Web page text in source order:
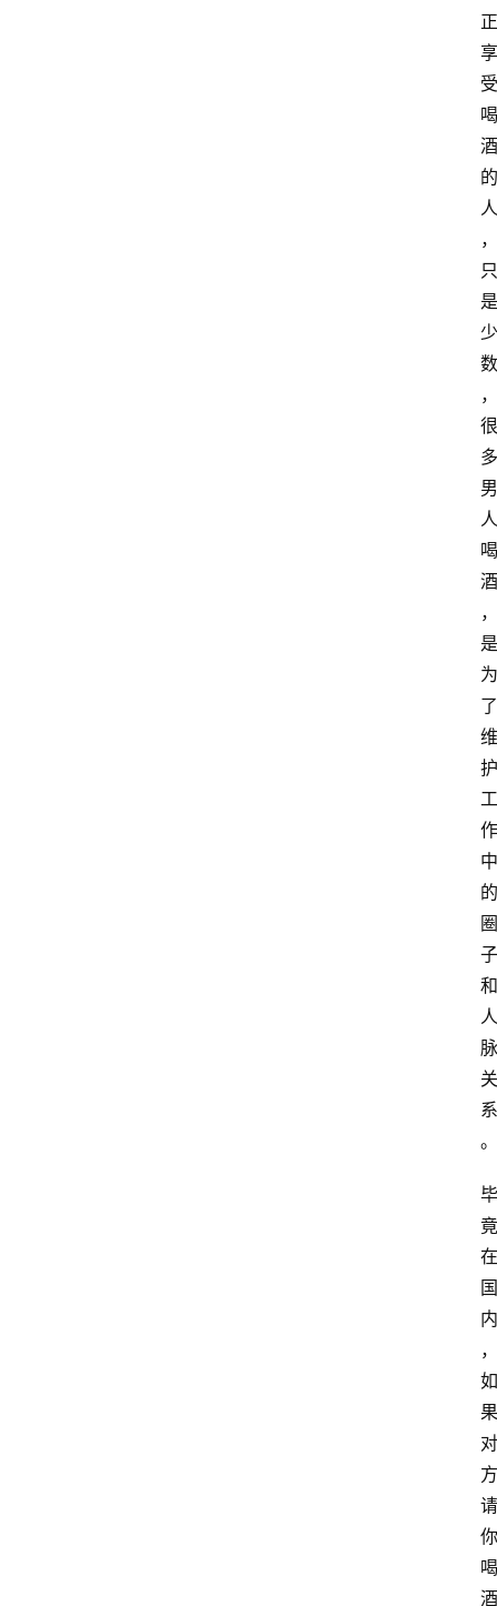
正
享
受
喝
酒
的
人
，
只
是
少
数
，
很
多
男
人
喝
酒
，
是
为
了
维
护
工
作
中
的
圈
子
和
人
脉
关
系
。
毕
竟
在
国
内
，
如
果
对
方
请
你
喝
酒